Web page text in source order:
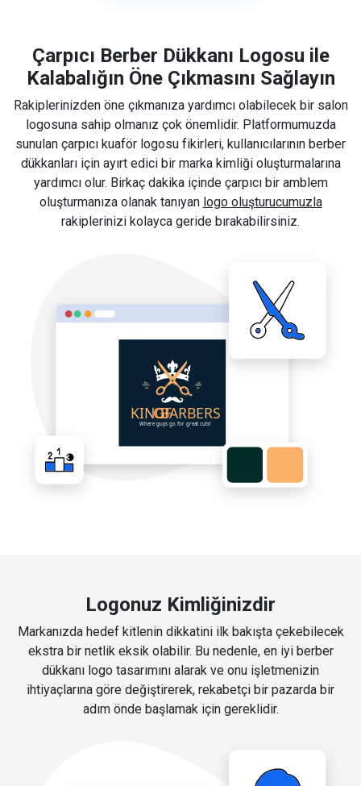
Çarpıcı Berber Dükkanı Logosu ile
Kalabalığın Öne Çıkmasını Sağlayın
Rakiplerinizden öne çıkmanıza yardımcı olabilecek bir salon
logosuna sahip olmanız çok önemlidir. Platformumuzda
sunulan çarpıcı kuaför logosu fikirleri, kullanıcılarının berber
dükkanları için ayırt edici bir marka kimliği oluşturmalarına
yardımcı olur. Birkaç dakika içinde çarpıcı bir amblem
oluşturmanıza olanak tanıyan logo oluşturucumuzla
rakiplerinizi kolayca geride bırakabilirsiniz.
Logonuz Kimliğinizdir
Markanızda hedef kitlenin dikkatini ilk bakışta çekebilecek
ekstra bir netlik eksik olabilir. Bu nedenle, en iyi berber
dükkanı logo tasarımını alarak ve onu işletmenizin
ihtiyaçlarına göre değiştirerek, rekabetçi bir pazarda bir
adım önde başlamak için gereklidir.